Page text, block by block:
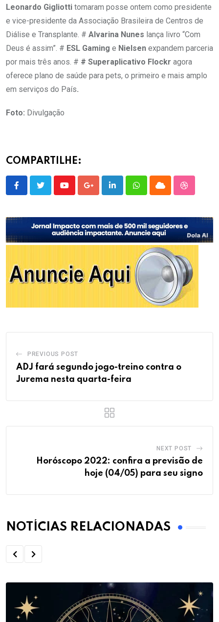
Leonardo Gigliotti tomaram posse ontem como presidente
e vice-presidente da Associação Brasileira de Centros de
Diálise e Transplante. # Alvarina Nunes lança livro “Com
Deus é assim”. # ESL Gaming e Nielsen expandem parceria
por mais três anos. # # Superaplicativo Flockr agora
oferece plano de saúde para pets, o primeiro e mais amplo
em serviços do País.
Foto: Divulgação
COMPARTILHE:
YoutubeGoogle+LinkedInWhatsappCloud
PREVIOUS POST
ADJ fará segundo jogo-treino contra o
Jurema nesta quarta-feira
NEXT POST
Horóscopo 2022: confira a previsão de
hoje (04/05) para seu signo
NOTÍCIAS RELACIONADAS